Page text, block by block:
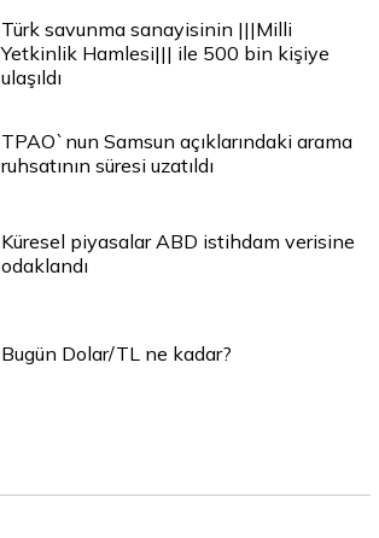
Türk savunma sanayisinin |||Milli
Yetkinlik Hamlesi||| ile 500 bin kişiye
ulaşıldı
TPAO`nun Samsun açıklarındaki arama
ruhsatının süresi uzatıldı
Küresel piyasalar ABD istihdam verisine
odaklandı
Bugün Dolar/TL ne kadar?